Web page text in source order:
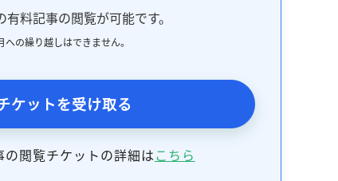
料記事の閲覧が可能です。
の繰り越しはできません。
ケットを受け取る
の閲覧チケットの詳細はこちら